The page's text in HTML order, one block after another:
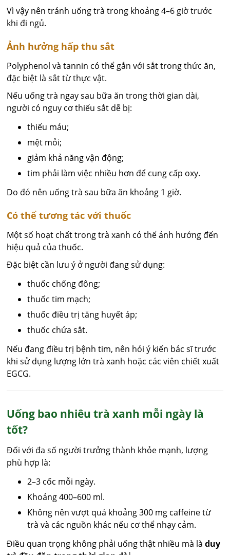
Vì vậy nên tránh uống trà trong khoảng 4–6 giờ trước
khi đi ngủ.
Ảnh hưởng hấp thu sắt
Polyphenol và tannin có thể gắn với sắt trong thức ăn,
đặc biệt là sắt từ thực vật.
Nếu uống trà ngay sau bữa ăn trong thời gian dài,
người có nguy cơ thiếu sắt dễ bị:
thiếu máu;
mệt mỏi;
giảm khả năng vận động;
tim phải làm việc nhiều hơn để cung cấp oxy.
Do đó nên uống trà sau bữa ăn khoảng 1 giờ.
Có thể tương tác với thuốc
Một số hoạt chất trong trà xanh có thể ảnh hưởng đến
hiệu quả của thuốc.
Đặc biệt cần lưu ý ở người đang sử dụng:
thuốc chống đông;
thuốc tim mạch;
thuốc điều trị tăng huyết áp;
thuốc chứa sắt.
Nếu đang điều trị bệnh tim, nên hỏi ý kiến bác sĩ trước
khi sử dụng lượng lớn trà xanh hoặc các viên chiết xuất
EGCG.
Uống bao nhiêu trà xanh mỗi ngày là
tốt?
Đối với đa số người trưởng thành khỏe mạnh, lượng
phù hợp là:
2–3 cốc mỗi ngày.
Khoảng 400–600 ml.
Không nên vượt quá khoảng 300 mg caffeine từ
trà và các nguồn khác nếu cơ thể nhạy cảm.
Điều quan trọng không phải uống thật nhiều mà làduy